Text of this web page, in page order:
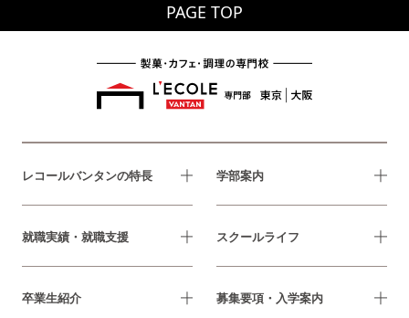
PAGE TOP
レコールバンタンの特長 学部案内
就職実績・就職支援 スクールライフ
卒業生紹介 募集要項・入学案内